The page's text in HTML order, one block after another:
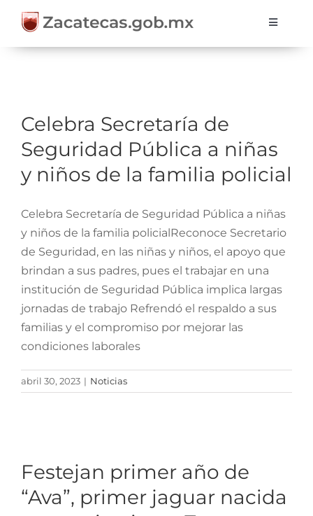
Toggle
Gobierno
Transparencia
MOBI
Proceso Electoral Poder Judicial
y niños de la familia
policial
Celebra Secretaría de
Seguridad Pública a niñas
y niños de la familia policial
Celebra Secretaría de Seguridad Pública a niñas
y niños de la familia policialReconoce Secretario
de Seguridad, en las niñas y niños, el apoyo que
brindan a sus padres, pues el trabajar en una
institución de Seguridad Pública implica largas
jornadas de trabajo Refrendó el respaldo a sus
familias y el compromiso por mejorar las
condiciones laborales
abril 30, 2023 | Noticias
nacida en cautiverio en
Zacatecas
Festejan primer año de
“Ava”, primer jaguar nacida